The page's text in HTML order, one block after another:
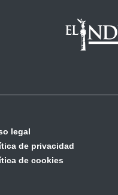
legal
de privacidad
de cookies